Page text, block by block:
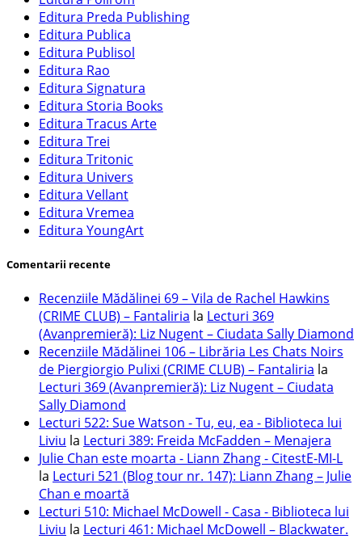
Editura Preda Publishing
Editura Publica
Editura Publisol
Editura Rao
Editura Signatura
Editura Storia Books
Editura Tracus Arte
Editura Trei
Editura Tritonic
Editura Univers
Editura Vellant
Editura Vremea
Editura YoungArt
Comentarii recente
Recenziile Mădălinei 69 – Vila de Rachel Hawkins
(CRIME CLUB) – Fantaliria la Lecturi 369
(Avanpremieră): Liz Nugent – Ciudata Sally Diamond
Recenziile Mădălinei 106 – Librăria Les Chats Noirs
de Piergiorgio Pulixi (CRIME CLUB) – Fantaliria la
Lecturi 369 (Avanpremieră): Liz Nugent – Ciudata
Sally Diamond
Lecturi 522: Sue Watson - Tu, eu, ea - Biblioteca lui
Liviu la Lecturi 389: Freida McFadden – Menajera
Julie Chan este moarta - Liann Zhang - CitestE-MI-L
la Lecturi 521 (Blog tour nr. 147): Liann Zhang – Julie
Chan e moartă
Lecturi 510: Michael McDowell - Casa - Biblioteca lui
Liviu la Lecturi 461: Michael McDowell – Blackwater.